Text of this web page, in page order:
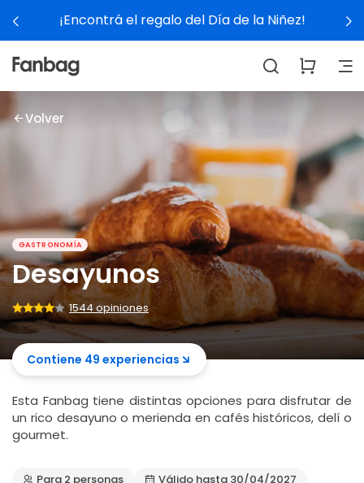
la Niñez! Ver
Volver
GASTRONOMÍA
Desayunos
1544 opiniones
Contiene 49 experiencias
Esta Fanbag tiene distintas opciones para disfrutar de
un rico desayuno o merienda en cafés históricos, delí o
gourmet.
Para 2 personas Válido hasta 30/04/2027